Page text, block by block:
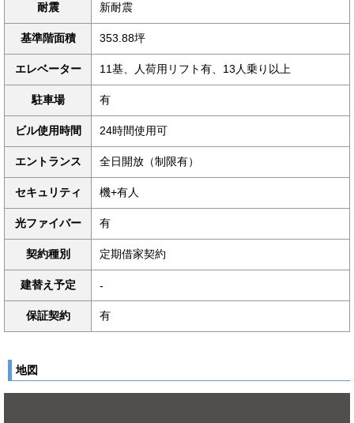
耐震 新耐震
基準階面積 353.88坪
エレベーター 11基、人荷用リフト有、13人乗り以上
駐車場 有
ビル使用時間 24時間使用可
エントランス 全日開放（制限有）
セキュリティ 機+有人
光ファイバー 有
契約種別 定期借家契約
建替え予定 -
保証契約 有
地図